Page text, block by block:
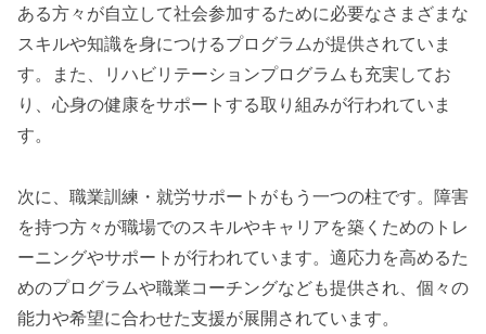
ある方々が自立して社会参加するために必要なさまざまな
スキルや知識を身につけるプログラムが提供されていま
す。また、リハビリテーションプログラムも充実してお
り、心身の健康をサポートする取り組みが行われていま
す。
次に、職業訓練・就労サポートがもう一つの柱です。障害
を持つ方々が職場でのスキルやキャリアを築くためのトレ
ーニングやサポートが行われています。適応力を高めるた
めのプログラムや職業コーチングなども提供され、個々の
能力や希望に合わせた支援が展開されています。